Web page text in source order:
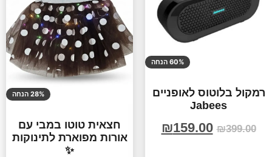
60% הנחה
רמקול בלוטוס לאופניים
Jabees
₪399.00
₪159.00
28% הנחה
חצאית טוטו במבי עם
אורות מפוארת לתינוקות
✨